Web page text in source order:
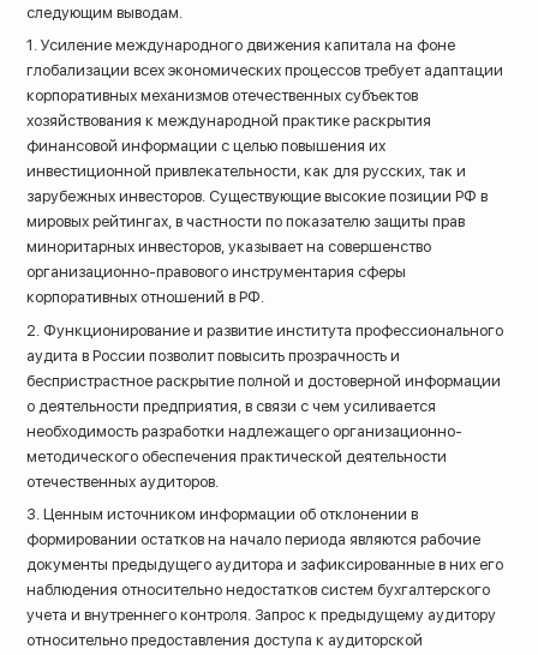
следующим выводам.
1. Усиление международного движения капитала на фоне
глобализации всех экономических процессов требует адаптации
корпоративных механизмов отечественных субъектов
хозяйствования к международной практике раскрытия
финансовой информации с целью повышения их
инвестиционной привлекательности, как для русских, так и
зарубежных инвесторов. Существующие высокие позиции РФ в
мировых рейтингах, в частности по показателю защиты прав
миноритарных инвесторов, указывает на совершенство
организационно-правового инструментария сферы
корпоративных отношений в РФ.
2. Функционирование и развитие института профессионального
аудита в России позволит повысить прозрачность и
беспристрастное раскрытие полной и достоверной информации
о деятельности предприятия, в связи с чем усиливается
необходимость разработки надлежащего организационно-
методического обеспечения практической деятельности
отечественных аудиторов.
3. Ценным источником информации об отклонении в
формировании остатков на начало периода являются рабочие
документы предыдущего аудитора и зафиксированные в них его
наблюдения относительно недостатков систем бухгалтерского
учета и внутреннего контроля. Запрос к предыдущему аудитору
относительно предоставления доступа к аудиторской